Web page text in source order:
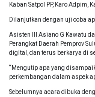
Kaban Satpol PP, Karo Adpim,
Dilanjutkan dengan uji coba
Asisten III Asiano G Kawatu
Perangkat Daerah Pemprov
digital, dan terus berkarya di
“Mengutip apa yang
perkembangan dalam aspek
Sebelumnya acara dibuka